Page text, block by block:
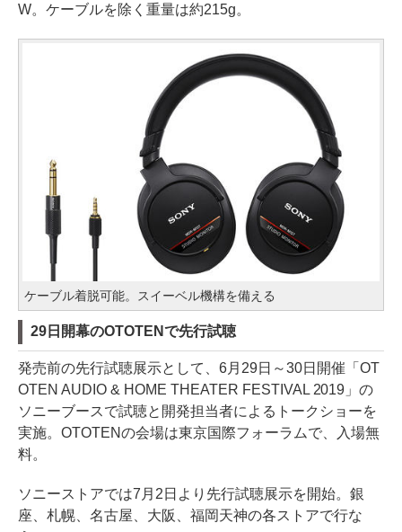
W。ケーブルを除く重量は約215g。
ケーブル着脱可能。スイーベル機構を備える
29日開幕のOTOTENで先行試聴
発売前の先行試聴展示として、6月29日～30日開催「OT
OTEN AUDIO & HOME THEATER FESTIVAL 2019」の
ソニーブースで試聴と開発担当者によるトークショーを
実施。OTOTENの会場は東京国際フォーラムで、入場無
料。
ソニーストアでは7月2日より先行試聴展示を開始。銀
座、札幌、名古屋、大阪、福岡天神の各ストアで行な